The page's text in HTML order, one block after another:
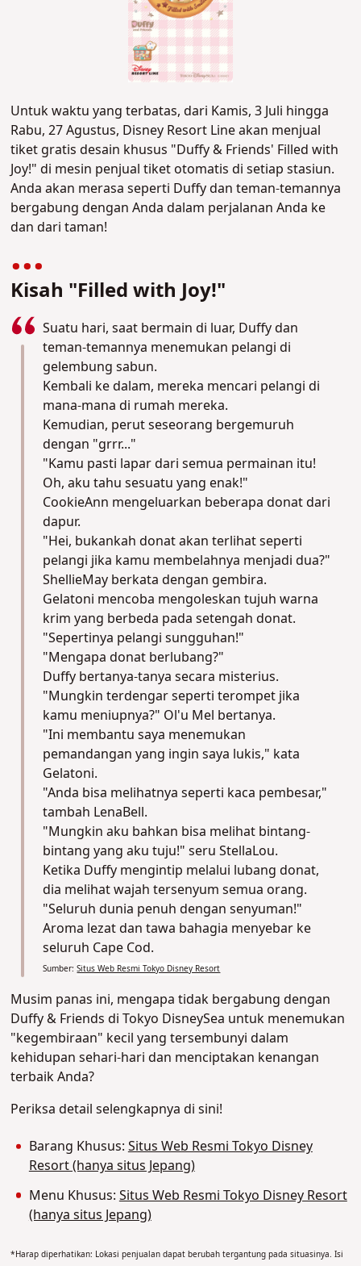
Untuk waktu yang terbatas, dari Kamis, 3 Juli hingga
Rabu, 27 Agustus, Disney Resort Line akan menjual
tiket gratis desain khusus "Duffy & Friends' Filled with
Joy!" di mesin penjual tiket otomatis di setiap stasiun.
Anda akan merasa seperti Duffy dan teman-temannya
bergabung dengan Anda dalam perjalanan Anda ke
dan dari taman!
Kisah "Filled with Joy!"
Suatu hari, saat bermain di luar, Duffy dan
teman-temannya menemukan pelangi di
gelembung sabun.
Kembali ke dalam, mereka mencari pelangi di
mana-mana di rumah mereka.
Kemudian, perut seseorang bergemuruh
dengan "grrr..."
"Kamu pasti lapar dari semua permainan itu!
Oh, aku tahu sesuatu yang enak!"
CookieAnn mengeluarkan beberapa donat dari
dapur.
"Hei, bukankah donat akan terlihat seperti
pelangi jika kamu membelahnya menjadi dua?"
ShellieMay berkata dengan gembira.
Gelatoni mencoba mengoleskan tujuh warna
krim yang berbeda pada setengah donat.
"Sepertinya pelangi sungguhan!"
"Mengapa donat berlubang?"
Duffy bertanya-tanya secara misterius.
"Mungkin terdengar seperti terompet jika
kamu meniupnya?" Ol'u Mel bertanya.
"Ini membantu saya menemukan
pemandangan yang ingin saya lukis," kata
Gelatoni.
"Anda bisa melihatnya seperti kaca pembesar,"
tambah LenaBell.
"Mungkin aku bahkan bisa melihat bintang-
bintang yang aku tuju!" seru StellaLou.
Ketika Duffy mengintip melalui lubang donat,
dia melihat wajah tersenyum semua orang.
"Seluruh dunia penuh dengan senyuman!"
Aroma lezat dan tawa bahagia menyebar ke
seluruh Cape Cod.
Sumber: Situs Web Resmi Tokyo Disney Resort
Musim panas ini, mengapa tidak bergabung dengan
Duffy & Friends di Tokyo DisneySea untuk menemukan
"kegembiraan" kecil yang tersembunyi dalam
kehidupan sehari-hari dan menciptakan kenangan
terbaik Anda?
Periksa detail selengkapnya di sini!
Barang Khusus:Situs Web Resmi Tokyo Disney
Resort (hanya situs Jepang)
Menu Khusus:Situs Web Resmi Tokyo Disney Resort
(hanya situs Jepang)
*Harap diperhatikan: Lokasi penjualan dapat berubah tergantung pada situasinya. Isi